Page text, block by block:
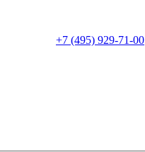
+7 (495) 929-71-00